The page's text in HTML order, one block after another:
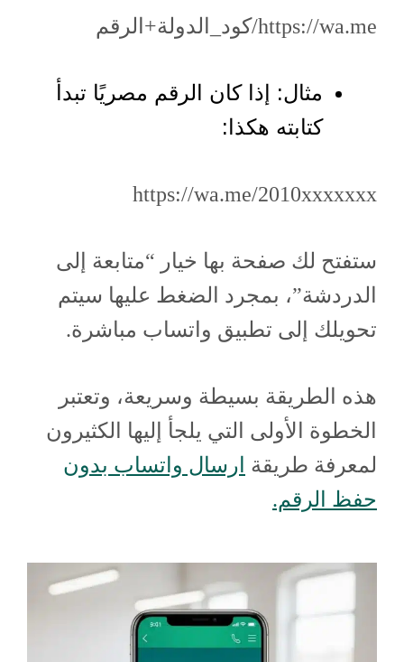
https://wa.me/كود_الدولة+الرقم
مثال: إذا كان الرقم مصريًا تبدأ
كتابته هكذا:
https://wa.me/2010xxxxxxx
ستفتح لك صفحة بها خيار “متابعة إلى
الدردشة”، بمجرد الضغط عليها سيتم
تحويلك إلى تطبيق واتساب مباشرة.
هذه الطريقة بسيطة وسريعة، وتعتبر
الخطوة الأولى التي يلجأ إليها الكثيرون
لمعرفة طريقة ارسال واتساب بدون
حفظ الرقم.